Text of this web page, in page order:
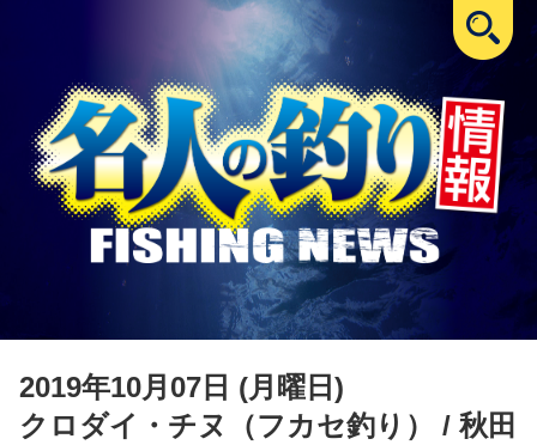
2019年10月07日 (月曜日)
クロダイ・チヌ（フカセ釣り）
/ 秋田